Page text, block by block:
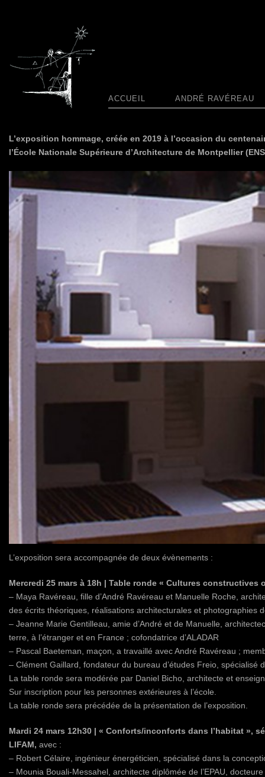
ACCUEIL ANDRÉ RAVÉREAU
L’exposition hommage, créée en 2019 à l’occasion du
l’École Nationale Supérieure d’Architecture de Montpellier
L’exposition sera accompagnée de deux évènements :
Mercredi 25 mars à 18h | Table ronde « Cultures constructives
– Maya Ravéreau, fille d’André Ravéreau et Manuelle Roche,
des écrits théoriques, réalisations architecturales et photographies
– Jeanne Marie Gentilleau, amie d’André et de Manuelle,
terre, à l’étranger et en France ; cofondatrice d’ALADAR
– Pascal Baeteman, maçon, a travaillé avec André Ravéreau ;
– Clément Gaillard, fondateur du bureau d’études Freio, spécialisé
La table ronde sera modérée par Daniel Bicho, architecte et
Sur inscription pour les personnes extérieures à l’école.
La table ronde sera précédée de la présentation de l’exposition.
Mardi 24 mars 12h30 | « Conforts/inconforts dans l’habitat »,
LIFAM, avec :
– Robert Célaire, ingénieur énergéticien, spécialisé dans la
– Mounia Bouali-Messahel, architecte diplômée de l’EPAU,